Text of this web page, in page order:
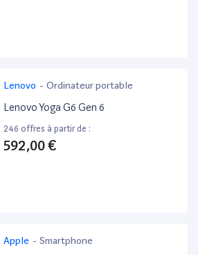
Lenovo - Ordinateur portable
Lenovo Yoga G6 Gen 6
246 offres à partir de :
592,00 €
Apple - Smartphone